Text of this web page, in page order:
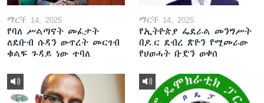
ማርች 14, 2025
የባለ ሥልጣናት መፈታት
ለደቡብ ሱዳን ውጥረት መርገብ
ቁልፍ ጉዳይ ነው ተባለ
ማርች 14, 2025
የኢትዮጵያ ፌደራል መንግሥት
በዶ.ር ደብረ ጽዮን የሚመራው
የህወሓት ቡድን ወቀሰ